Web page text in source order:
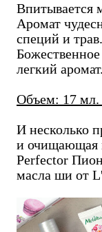
Впитывается
Аромат
специй и
легкий
Объем: 17 мл.
И несколько
и очищающая
Perfector
масла ши от